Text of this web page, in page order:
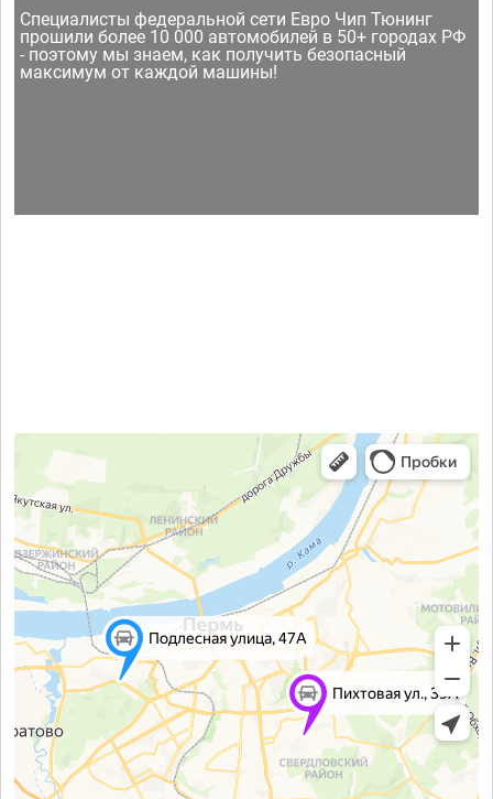
Специалисты федеральной сети Евро Чип Тюнинг
прошили более 10 000 автомобилей в 50+ городах РФ
- поэтому мы знаем, как получить безопасный
максимум от каждой машины!